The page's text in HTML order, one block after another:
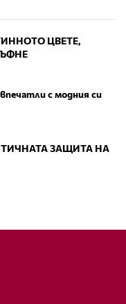
ЦВЕТЕ,
с модния си
ЗАЩИТА НА